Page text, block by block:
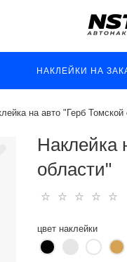
НАКЛЕЙКИ НА
на авто "Герб Томской
Наклейка
области"
цвет наклейки